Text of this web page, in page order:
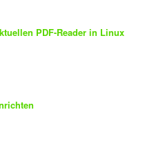
PDF-Reader in Linux